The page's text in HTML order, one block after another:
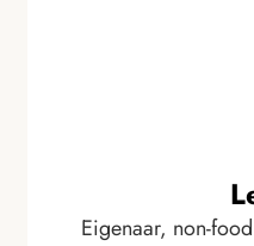
Eigenaar, non-